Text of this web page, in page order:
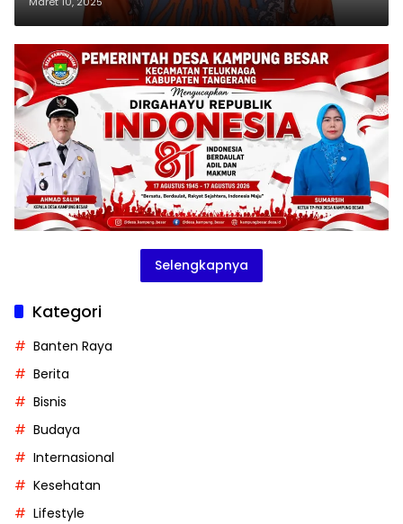
Jambe
Selengkapnya
Kategori
Banten Raya
Berita
Bisnis
Budaya
Internasional
Kesehatan
Lifestyle